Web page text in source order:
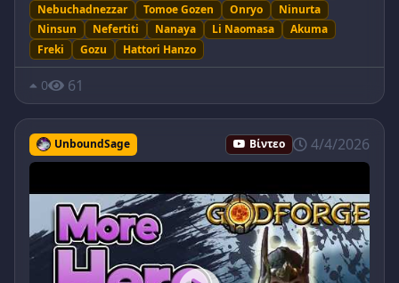
Nebuchadnezzar
Tomoe Gozen Onryo
Ninurta
Ninsun
Nefertiti Nanaya Li Naomasa
Akuma
Freki
Gozu Hattori Hanzo
0 61
UnboundSage Βίντεο 4/4/2026